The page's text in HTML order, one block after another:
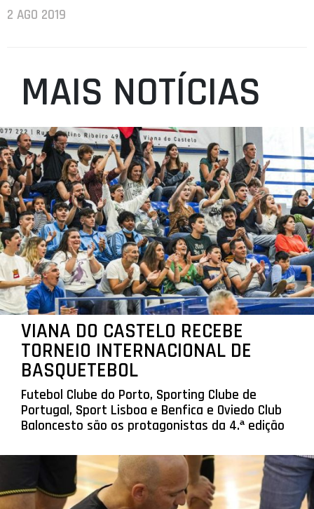
2 AGO 2019
MAIS NOTÍCIAS
VIANA DO CASTELO RECEBE
TORNEIO INTERNACIONAL DE
BASQUETEBOL
Futebol Clube do Porto, Sporting Clube de
Portugal, Sport Lisboa e Benfica e Oviedo Club
Baloncesto são os protagonistas da 4.ª edição